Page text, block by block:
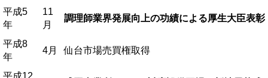
平成5
年
11
月
調理師業界発展向上の功績による厚生大臣表彰
平成8
年
4月 仙台市場売買権取得